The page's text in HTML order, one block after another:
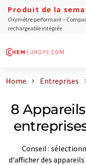
Produit de la
Oxymètre performant –
rechargeable intégrée
Home Entreprises
8
Conseil :
d'afficher des